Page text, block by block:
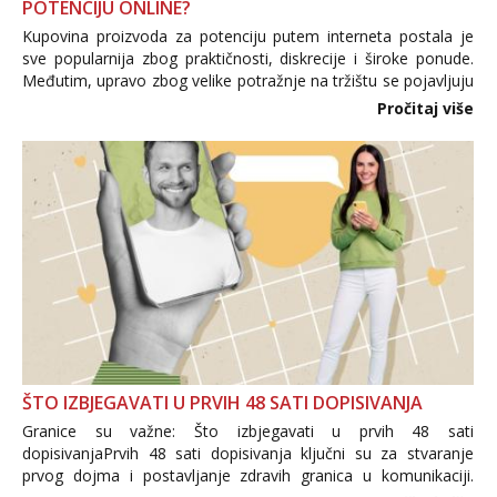
POTENCIJU ONLINE?
Kupovina proizvoda za potenciju putem interneta postala je
sve popularnija zbog praktičnosti, diskrecije i široke ponude.
Međutim, upravo zbog velike potražnje na tržištu se pojavljuju
i brojni krivotvoreni proizvodi, nepouzdane internetske
Pročitaj više
ŠTO IZBJEGAVATI U PRVIH 48 SATI DOPISIVANJA
Granice su važne: Što izbjegavati u prvih 48 sati
dopisivanjaPrvih 48 sati dopisivanja ključni su za stvaranje
prvog dojma i postavljanje zdravih granica u komunikaciji.